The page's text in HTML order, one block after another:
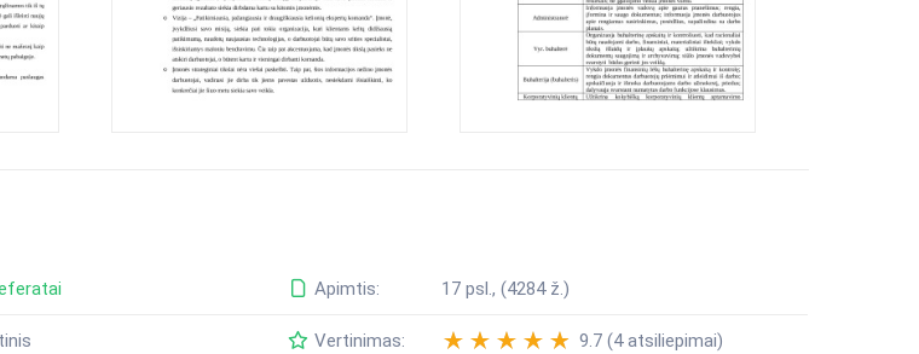
Apimtis: 17 psl., (4284 ž.)
Vertinimas: 9.7 (4 atsiliepimai)